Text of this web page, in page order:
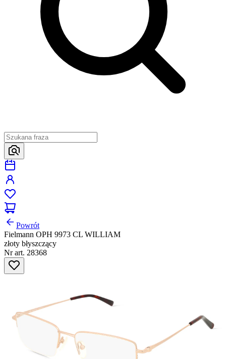
Powrót
Fielmann OPH 9973 CL WILLIAM
złoty błyszczący
Nr art. 28368